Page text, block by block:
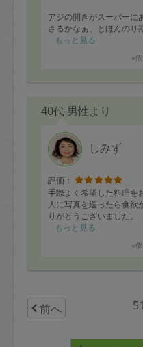
アジの開きがスーパーに
さるかなぁ、とほんのり
ら、予想通り、美味しい
けでいつも大満足です。
ーグ等大好きで、「ちづ
かレシピを伺いたいです。
もっと見る
※
40代 男性より
しみず
評価：
手際よく希望した料理を
人に写真を送ったら食欲
りがとうございました。
もっと見る
※
前へ